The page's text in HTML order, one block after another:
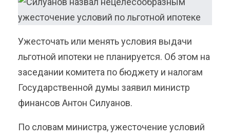
Ужесточать или менять условия выдачи
льготной ипотеки не планируется. Об этом на
заседании комитета по бюджету и налогам
Государственной думы заявил министр
финансов Антон Силуанов.
По словам министра, ужесточение условий